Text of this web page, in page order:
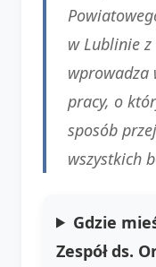
w Lublinie
wprowadza
pracy, o
sposób
wszystkich
Gdzie
Zespół ds.